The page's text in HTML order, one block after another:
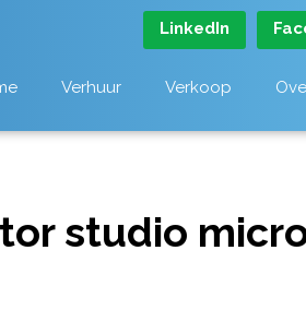
LinkedIn
Verhuur Verkoop
studio